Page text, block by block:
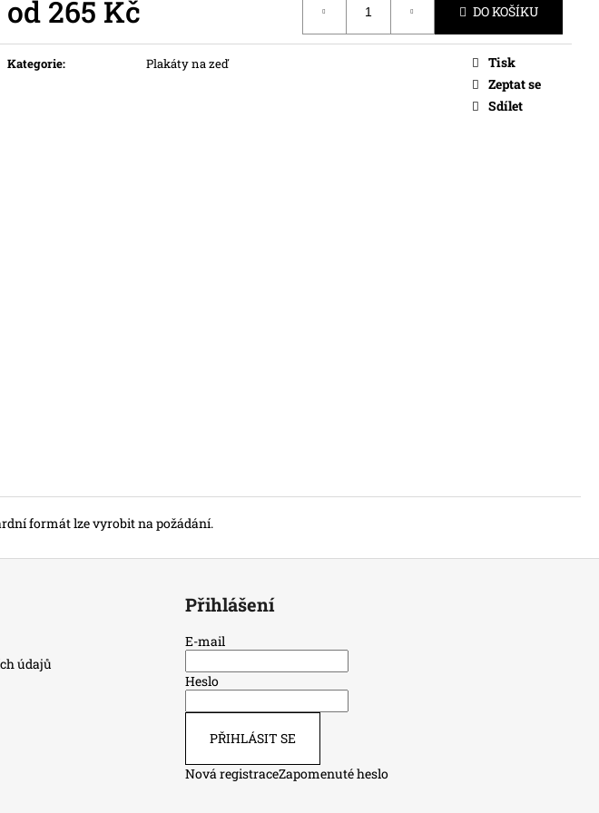
od 265 Kč DO KOŠÍKU
Kategorie: Plakáty na zeď
Tisk
Zeptat se
Sdílet
formát lze vyrobit na požádání.
údajů
Přihlášení
E-mail
Heslo
PŘIHLÁSIT SE
Nová registraceZapomenuté heslo